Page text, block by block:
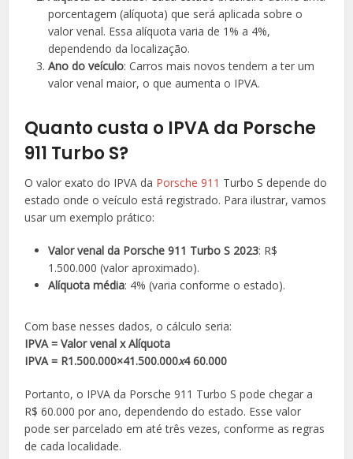
porcentagem (alíquota) que será aplicada sobre o
valor venal. Essa alíquota varia de 1% a 4%,
dependendo da localização.
Ano do veículo: Carros mais novos tendem a ter um
valor venal maior, o que aumenta o IPVA.
Quanto custa o IPVA da Porsche
911 Turbo S?
O valor exato do IPVA da Porsche 911 Turbo S depende do
estado onde o veículo está registrado. Para ilustrar, vamos
usar um exemplo prático:
Valor venal da Porsche 911 Turbo S 2023: R$
1.500.000 (valor aproximado).
Alíquota média: 4% (varia conforme o estado).
Com base nesses dados, o cálculo seria:
IPVA = Valor venal x Alíquota
IPVA = R1.500.000×41.500.000x4 60.000
Portanto, o IPVA da Porsche 911 Turbo S pode chegar a
R$ 60.000 por ano, dependendo do estado. Esse valor
pode ser parcelado em até três vezes, conforme as regras
de cada localidade.